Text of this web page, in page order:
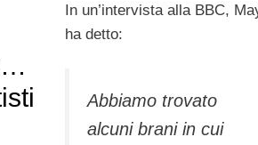
In un’intervista alla BBC,
ha detto:
Abbiamo trovato
alcuni brani in cui